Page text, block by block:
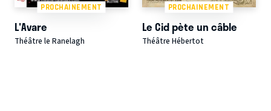
PROCHAINEMENT
L'Avare
Théâtre le Ranelagh
PROCHAINEMENT
Le Cid pète un câble
Théâtre Hébertot